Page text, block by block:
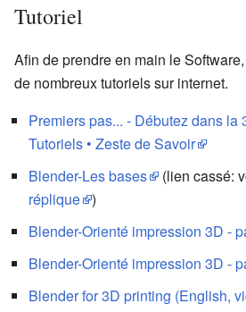
Tutoriel
Afin de prendre en main le
de nombreux tutoriels sur internet.
Premiers pas... - Débutez dans la
Tutoriels • Zeste de Savoir
Blender-Les bases
(lien cassé:
réplique )
Blender-Orienté impression 3D -
Blender-Orienté impression 3D -
Blender for 3D printing (English,